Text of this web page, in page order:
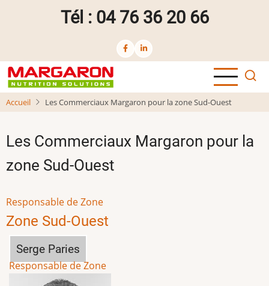
Tél : 04 76 36 20 66
Accueil Les Commerciaux Margaron pour la zone Sud-Ouest
Les Commerciaux Margaron pour la
zone Sud-Ouest
Responsable de Zone
Zone Sud-Ouest
Serge Paries
Responsable de Zone